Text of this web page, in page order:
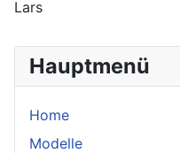
Hauptmenü
Home
Modelle
Lars